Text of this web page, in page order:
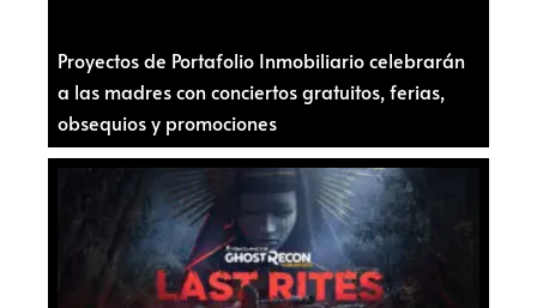
Proyectos de Portafolio Inmobiliario celebrarán
a las madres con conciertos gratuitos, ferias,
obsequios y promociones